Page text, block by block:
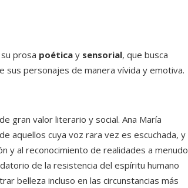
prosa poética y sensorial, que busca
personajes de manera vívida y emotiva.
gran valor literario y social. Ana María
aquellos cuya voz rara vez es escuchada, y
y al reconocimiento de realidades a menudo
de la resistencia del espíritu humano
belleza incluso en las circunstancias más